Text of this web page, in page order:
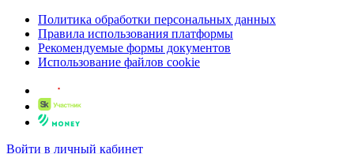
Политика обработки персональных данных
Правила использования платформы
Рекомендуемые формы документов
Использование файлов cookie
Войти в личный кабинет